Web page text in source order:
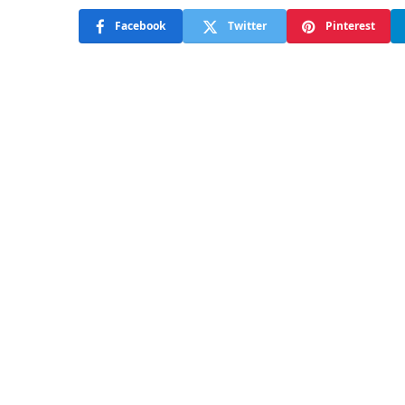
Facebook Twitter Pinterest